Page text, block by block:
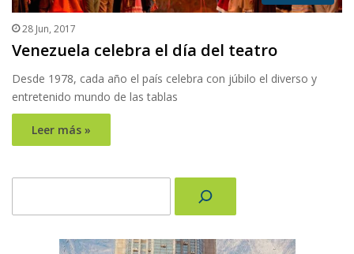
28 Jun, 2017
Venezuela celebra el día del teatro
Desde 1978, cada año el país celebra con júbilo el diverso y
entretenido mundo de las tablas
Leer más »